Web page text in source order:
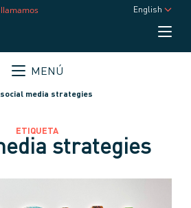
English
MENÚ
social media strategies
ETIQUETA
strategies